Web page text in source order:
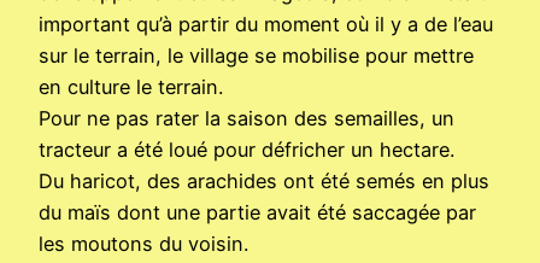
important qu’à partir du moment où il y a de l’eau
sur le terrain, le village se mobilise pour mettre
en culture le terrain.
Pour ne pas rater la saison des semailles, un
tracteur a été loué pour défricher un hectare.
Du haricot, des arachides ont été semés en plus
du maïs dont une partie avait été saccagée par
les moutons du voisin.